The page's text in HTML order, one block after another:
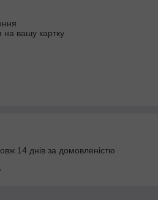
на вашу картку
14 днів за домовленістю